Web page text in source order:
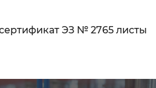
ЭЗ № 2765 листы